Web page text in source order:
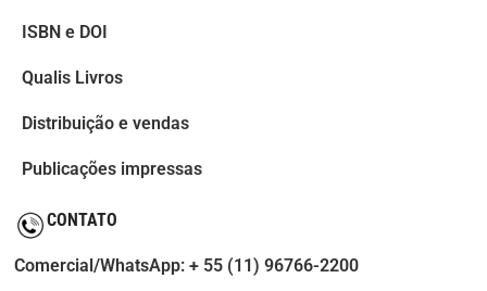
ISBN e DOI
Qualis Livros
Distribuição e vendas
Publicações impressas
CONTATO
Comercial/WhatsApp: + 55 (11) 96766-2200